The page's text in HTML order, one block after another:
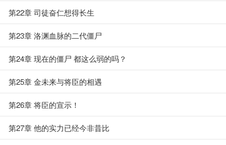
第22章 司徒奋仁想得长生
第23章 洛渊血脉的二代僵尸
第24章 现在的僵尸 都这么弱的吗？
第25章 金未来与将臣的相遇
第26章 将臣的宣示！
第27章 他的实力已经今非昔比